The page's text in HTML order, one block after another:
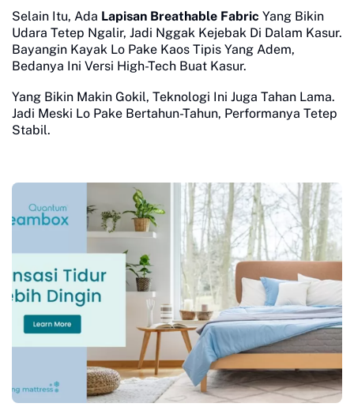
Selain Itu, Ada Lapisan Breathable Fabric Yang Bikin
Udara Tetep Ngalir, Jadi Nggak Kejebak Di Dalam Kasur.
Bayangin Kayak Lo Pake Kaos Tipis Yang Adem,
Bedanya Ini Versi High-Tech Buat Kasur.
Yang Bikin Makin Gokil, Teknologi Ini Juga Tahan Lama.
Jadi Meski Lo Pake Bertahun-Tahun, Performanya Tetep
Stabil.